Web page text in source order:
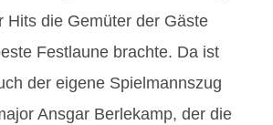
Hits die Gemüter der Gäste
Festlaune brachte. Da ist
der eigene Spielmannszug
Ansgar Berlekamp, der die